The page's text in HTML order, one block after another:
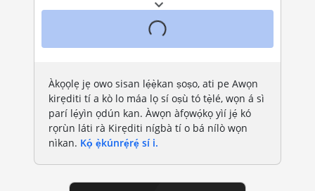
Àkọọlẹ jẹ owo sisan lẹ́ẹ̀kan ṣoṣo, ati pe Awọn
kirẹditi tí a kò lo máa lọ sí oṣù tó tẹ̀lé, wọn á sì
parí lẹ́yìn ọdún kan. Àwọn àfọwọ́kọ yìí jẹ́ kó
rọrùn láti rà Kirẹditi nígbà tí o bá nílò wọn
nìkan. Kọ́ ẹ̀kúnrẹ́rẹ́ sí i.